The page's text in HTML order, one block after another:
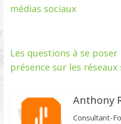
médias sociaux
Les questions à se
présence sur les réseaux
Anthony
Consultant-